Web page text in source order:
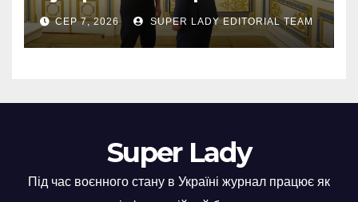
закордонних справ
Азербайджану Джейхуном
Байрамовим
СЕР 7, 2026 SUPER LADY EDITORIAL TEAM
Super Lady
Під час воєнного стану в Україні журнал працює як